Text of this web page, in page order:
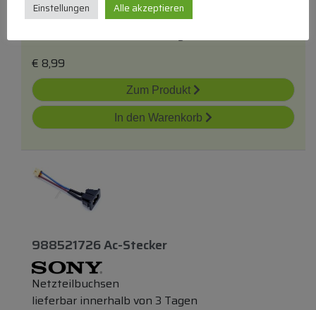
Netzteilbuchsen
€ 8,99
Zum Produkt
In den Warenkorb
988521726 Ac-Stecker
Netzteilbuchsen
lieferbar innerhalb von 3 Tagen
Einstellungen Alle akzeptieren